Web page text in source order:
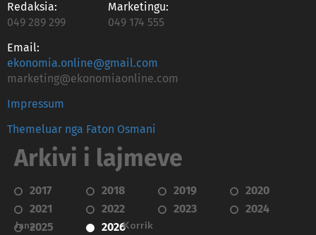
Redaksia:
049 289 299
Marketingu:
049 174 555
Email:
ekonomia.online@gmail.com
marketing@ekonomiaonline.com
Impressum
Themeluar nga Faton Osmani
Arkivi i lajmeve
2017 2018 2019
2020
2021
2022 2023
2024
2025
2026
Janar
Korrik